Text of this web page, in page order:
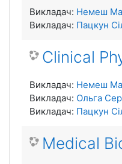
Викладач: Немеш
Викладач: Пацкун
Clinical
Викладач: Немеш
Викладач: Ольга
Викладач: Пацкун
Medical